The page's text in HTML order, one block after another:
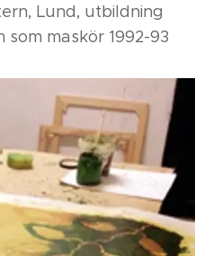
Lund, utbildning
som maskör 1992-93